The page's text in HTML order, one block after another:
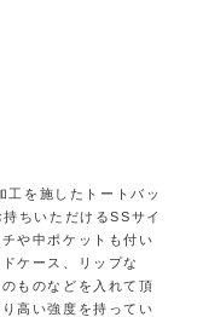
を施したトートバッ
ちいただけるSSサイ
や中ポケットも付い
ケース、リップな
ものなどを入れて頂
高い強度を持ってい